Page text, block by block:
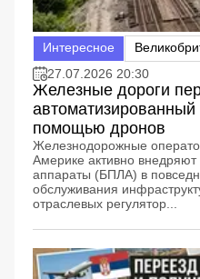
Интересное
27.07.2026 20:30
Железные дороги
автоматизированный
помощью дронов
Железнодорожные
Америке активно
аппараты (БПЛА) в
обслуживания
отраслевых регулятор...